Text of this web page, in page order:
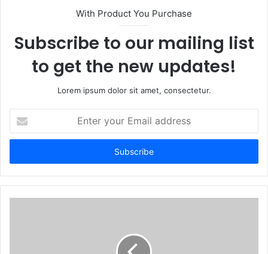
With Product You Purchase
Subscribe to our mailing list
to get the new updates!
Lorem ipsum dolor sit amet, consectetur.
your
Email